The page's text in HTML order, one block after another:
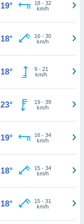
19° 18- 32
km/h
18° 16- 30
km/h
18° 9- 21
km/h
23° 19- 39
km/h
19° 16- 34
km/h
18° 15- 34
km/h
18° 15- 31
km/h